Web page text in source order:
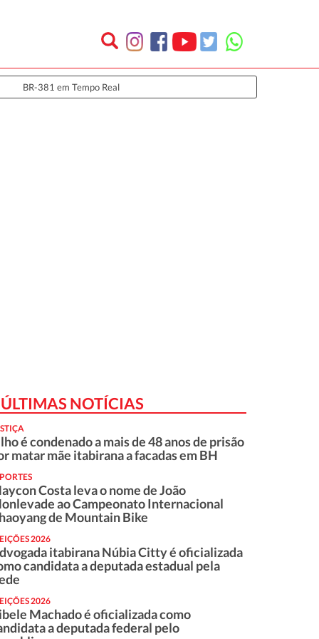
BR-381 em Tempo Real
ÚLTIMAS NOTÍCIAS
é condenado a mais de 48 anos de prisão
matar mãe itabirana a facadas em BH
Costa leva o nome de João
ao Campeonato Internacional
de Mountain Bike
2026
itabirana Núbia Citty é oficializada
candidata a deputada estadual pela
2026
Machado é oficializada como
a deputada federal pelo